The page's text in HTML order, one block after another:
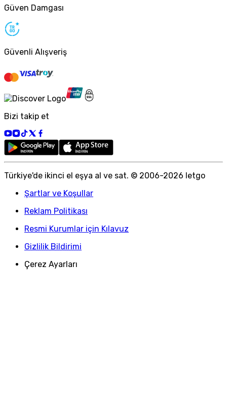
Güven Damgası
Güvenli Alışveriş
Bizi takip et
Türkiye'de ikinci el eşya al ve sat. © 2006-2026 letgo
Şartlar ve Koşullar
Reklam Politikası
Resmi Kurumlar için Kılavuz
Gizlilik Bildirimi
Çerez Ayarları